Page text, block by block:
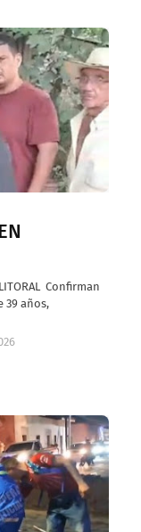
LITORAL Confirman
39 años,